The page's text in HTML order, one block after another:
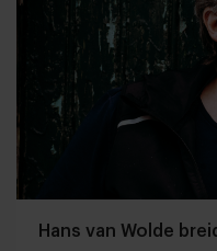
Hans van Wolde